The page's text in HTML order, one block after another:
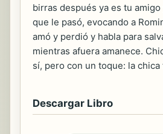
birras después ya es tu
que le pasó, evocando a
amó y perdió y habla para
mientras afuera amanece.
sí, pero con un toque: la chica
Descargar Libro